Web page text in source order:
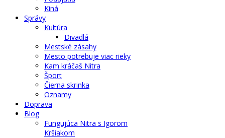
Kiná
Správy
Kultúra
Divadlá
Mestské zásahy
Mesto potrebuje viac rieky
Kam kráčaš Nitra
Šport
Čierna skrinka
Oznamy
Doprava
Blog
Fungujúca Nitra s Igorom
Kršiakom